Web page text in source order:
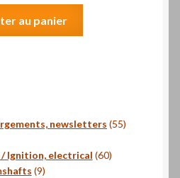
au panier
newsletters 5555
Ignition, electrical 6060
99